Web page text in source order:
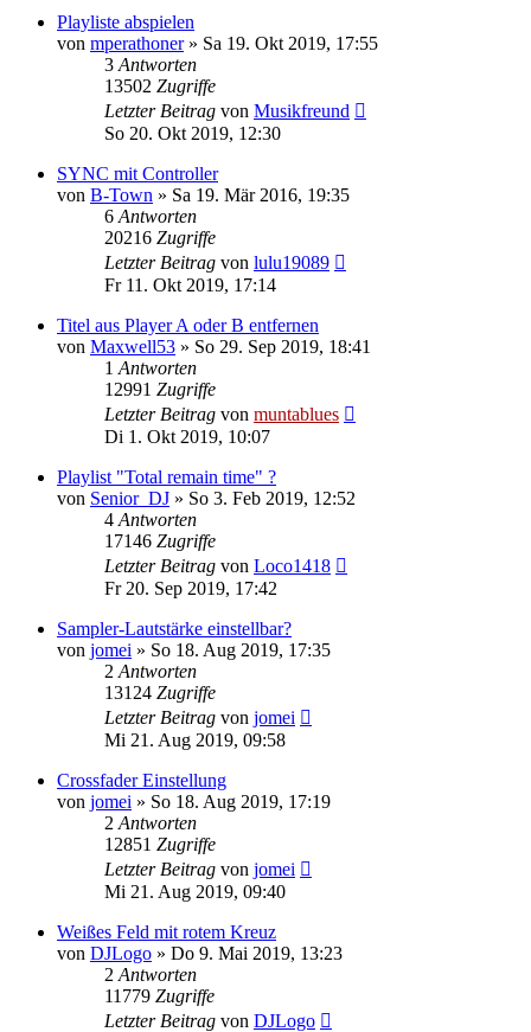
Playliste abspielen
von mperathoner» Sa 19. Okt 2019, 17:55
3 Antworten
13502 Zugriffe
Letzter Beitrag von Musikfreund
So 20. Okt 2019, 12:30
SYNC mit Controller
von B-Town » Sa 19. Mär 2016, 19:35
6 Antworten
20216 Zugriffe
Letzter Beitrag von lulu19089
Fr 11. Okt 2019, 17:14
Titel aus Player A oder B entfernen
von Maxwell53 » So 29. Sep 2019, 18:41
1 Antworten
12991 Zugriffe
Letzter Beitrag von muntablues
Di 1. Okt 2019, 10:07
Playlist "Total remain time" ?
von Senior_DJ » So 3. Feb 2019, 12:52
4 Antworten
17146 Zugriffe
Letzter Beitrag von Loco1418
Fr 20. Sep 2019, 17:42
Sampler-Lautstärke einstellbar?
von jomei » So 18. Aug 2019, 17:35
2 Antworten
13124 Zugriffe
Letzter Beitrag von jomei
Mi 21. Aug 2019, 09:58
Crossfader Einstellung
von jomei » So 18. Aug 2019, 17:19
2 Antworten
12851 Zugriffe
Letzter Beitrag von jomei
Mi 21. Aug 2019, 09:40
Weißes Feld mit rotem Kreuz
von DJLogo » Do 9. Mai 2019, 13:23
2 Antworten
11779 Zugriffe
Letzter Beitrag von DJLogo